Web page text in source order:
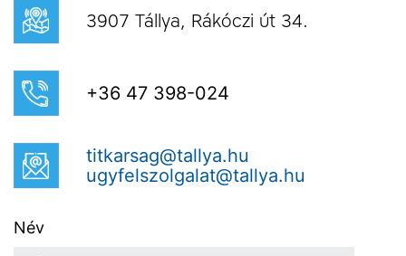
3907 Tállya, Rákóczi út 34.
+36 47 398-024
titkarsag@tallya.hu
ugyfelszolgalat@tallya.hu
Név